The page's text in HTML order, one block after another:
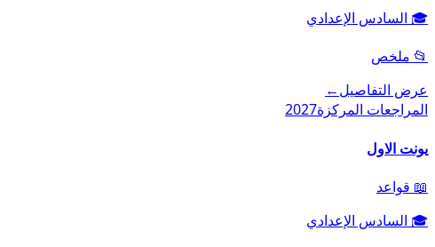
🎓 السادس الإعدادي
📂 ملخص
عرض التفاصيل←
المراجعات المركزة2027
يونت الاول
📖 قواعد
🎓 السادس الإعدادي